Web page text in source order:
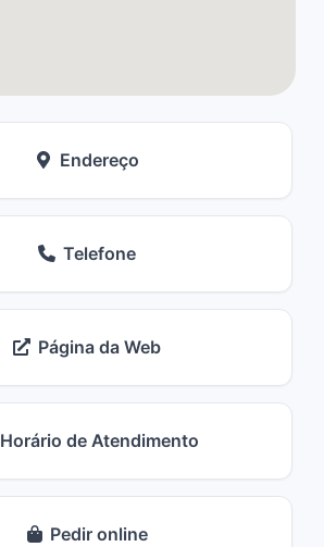
Endereço
Telefone
Página da Web
Horário de Atendimento
Pedir online